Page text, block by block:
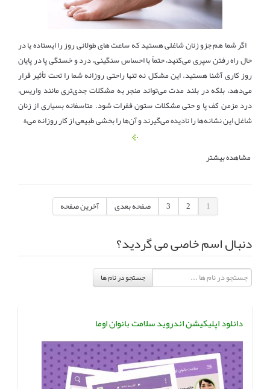
اگر شما هم جزو زنان شاغلی هستید که ساعت‌ های طولانی روز را ایستاده یا در
حال راه رفتن سپری می‌کنید، حتماً با احساس سنگینی، درد و خستگی پا در پایان
روز کاری آشنا هستید. این مشکل نه‌ تنها راحتی روزانه شما را تحت تأثیر قرار
می‌دهد، بلکه در بلند مدت می‌تواند منجر به مشکلات جدی‌تری مانند واریس،
درد مزمن کف پا و حتی مشکلات ستون فقرات شود. متاسفانه بسیاری از زنان
شاغل این نشانه‌ها را نادیده می‌گیرند و آن‌ها را بخشی طبیعی از کار روزانه می&
مشاهده بیشتر
1
2
3 صفحه بعدی آخرین صفحه
دنبال اسم خاصی می گردید؟
جستجو در نام ها
دانلود اپلیکیشن اندروید سلامت بانوان اوما